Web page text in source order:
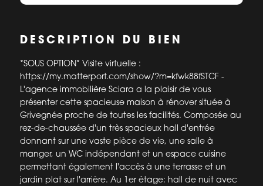
DESCRIPTION DU BIEN
*SOUS OPTION* Visite virtuelle :
https://my.matterport.com/show/?m=kfwk88fSTCF -
L'agence immobilière Sciara a la plaisir de vous
présenter cette spacieuse maison à rénover située à
Grivegnée proche de toutes les facilités. Composée au
rez-de-chaussée d'un très spacieux hall d'entrée
donnant sur une vaste pièce de vie, une salle à
manger, un WC indépendant et un espace cuisine
permettant également l'accès à une terrasse et un
jardin plat sur l'arrière. Au 1er étage: hall de nuit avec